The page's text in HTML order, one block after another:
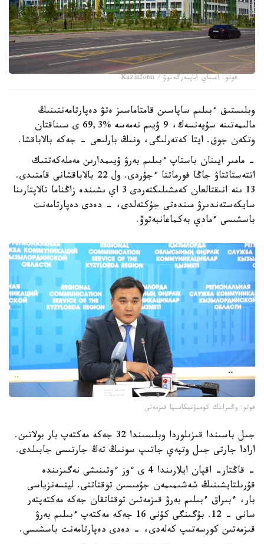
فوتو: اعىباي اياپبەرگەنوۆ / Kazinform
وبلىستىق ءبىلىم ساپاسىن قامتاماسىز ەتۋ دەپارتامەنتىنىڭ
مالىمەتىنە سۇيەنسەك، 9 ۇيىم نەمەسە %69,3 ى سىناقتان
وتكەن جوق. ايتا كەتەرلىگى، ونىڭ بارلىعى - جەكە بالاباقشا.
- مامىر ايىنان باستاپ ءبىلىم بەرۋ ۇيىمدارىن مەملەكەتتىك
اتتەستاتتاۋ جاڭا فورماتتا ءجۇردى. ول 22 بالاباقشانى قامتىدى.
13 ىنە انىقتالعان كەمشىلىكتەردى 3 اي ىشىندە زاڭناما تالاپتارىنا
سايكەستەندىرۋ مىندەتى جۇكتەلدى، - دەدى دەپارتامەنت
باسشىسى ءمادي بەكماعانبەتوۆ.
فوتو: وڭىرلىك كوممۋنيكاتسيا قىزمەتى
جىل باسىندا قىزىلوردا وبلىسىندا 32 جەكە مەكتەپ بار بولاتىن.
ارادا جارتى جىل وتپەي جاتىپ سونىڭ تەڭ جارتىسى جابىلدى.
- قاڭتار- اقپان ايلارىندا 4 ى ءوز ءوتىنىشى نەگىزىندە
قۇرىلتايشىنىڭ شەشىمىمەن جۇمىسىن توقتاتتى. ليتسەنزياسى
بار، ءبىراق ءبىلىم بەرۋ قىزمەتىن توقتاتقان جەكە مەكتەپتەر
سانى - 12. بۇگىنگى كۇنى 16 جەكە مەكتەپ ءبىلىم بەرۋ
قىزمەتىن كورسەتىپ كەلەدى، - دەدى دەپارتامەنت باسشىسى.